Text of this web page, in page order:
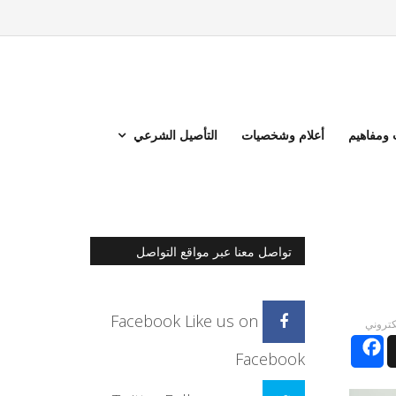
أعلام وشخصيات التأصيل الشرعي
Facebook
تواصل معنا عبر مواقع التواصل
Facebook Like us on
Facebook